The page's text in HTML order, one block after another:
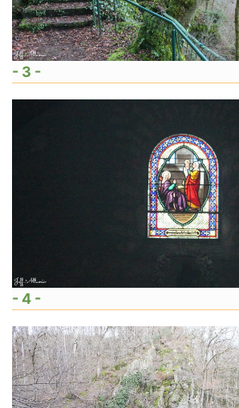
- 3 -
- 4 -